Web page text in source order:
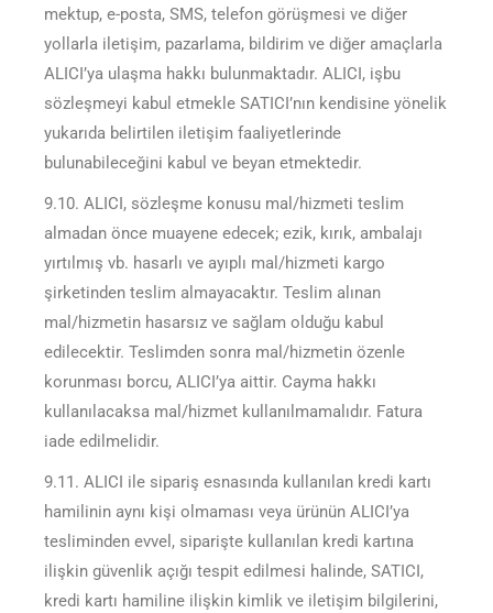
mektup, e-posta, SMS, telefon görüşmesi ve diğer
yollarla iletişim, pazarlama, bildirim ve diğer amaçlarla
ALICI’ya ulaşma hakkı bulunmaktadır. ALICI, işbu
sözleşmeyi kabul etmekle SATICI’nın kendisine yönelik
yukarıda belirtilen iletişim faaliyetlerinde
bulunabileceğini kabul ve beyan etmektedir.
9.10. ALICI, sözleşme konusu mal/hizmeti teslim
almadan önce muayene edecek; ezik, kırık, ambalajı
yırtılmış vb. hasarlı ve ayıplı mal/hizmeti kargo
şirketinden teslim almayacaktır. Teslim alınan
mal/hizmetin hasarsız ve sağlam olduğu kabul
edilecektir. Teslimden sonra mal/hizmetin özenle
korunması borcu, ALICI’ya aittir. Cayma hakkı
kullanılacaksa mal/hizmet kullanılmamalıdır. Fatura
iade edilmelidir.
9.11. ALICI ile sipariş esnasında kullanılan kredi kartı
hamilinin aynı kişi olmaması veya ürünün ALICI’ya
tesliminden evvel, siparişte kullanılan kredi kartına
ilişkin güvenlik açığı tespit edilmesi halinde, SATICI,
kredi kartı hamiline ilişkin kimlik ve iletişim bilgilerini,